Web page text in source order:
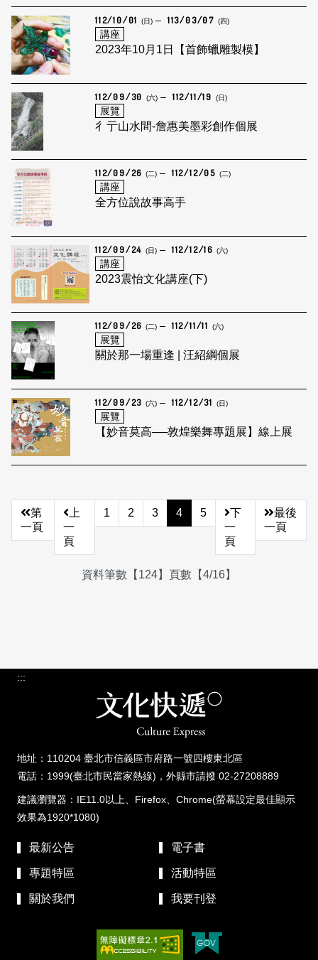
112/10/01 (日) 113/03/07 (四)
講座
2023年10月1日【首飾蠟雕製模】
112/09/30 (六) 112/11/19 (日)
展覽
彳亍山水間-詹惠美墨彩創作個展
112/09/26 (二) 112/12/05 (二)
講座
全方位說故事高手
112/09/24 (日) 112/12/16 (六)
講座
2023震怡文化講座(下)
112/09/26 (二) 112/11/11 (六)
展覽
關於那一場重逢 | 汪紹綱個展
112/09/23 (六) 112/12/31 (日)
展覽
【妙音莫高──敦煌樂舞專題展】線上展
第
一頁
上
一
頁
1 2 3 4 5
下
一
頁
最後
一頁
資料筆數【124】頁數【4/16】
:::
地址：110204 臺北市信義區市府路一號四樓東北區
電話：1999(臺北市民當家熱線)，外縣市請撥 02-27208889
建議瀏覽器：IE11.0以上、Firefox、Chrome(螢幕設定最佳顯示
效果為1920*1080)
最新公告 電子書
專題特區 活動特區
關於我們 我要刊登